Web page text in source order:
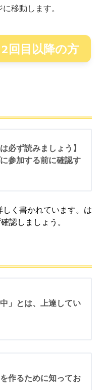
移動します。
2回目以降の方
必ず読みましょう】
参加する前に確認す
く書かれています。は
認しましょう。
」とは、上達してい
作るために知ってお